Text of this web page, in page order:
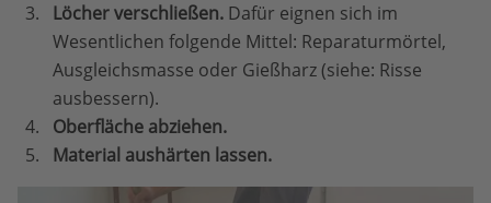
Löcher verschließen. Dafür eignen sich im
Wesentlichen folgende Mittel: Reparaturmörtel,
Ausgleichsmasse oder Gießharz (siehe: Risse
ausbessern).
Oberfläche abziehen.
Material aushärten lassen.